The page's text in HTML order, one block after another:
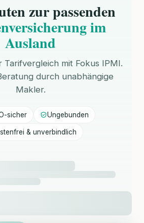
zur passenden
im
Ausland
Tarifvergleich mit Fokus IPMI.
durch unabhängige
Makler.
sicher Ungebunden
& unverbindlich